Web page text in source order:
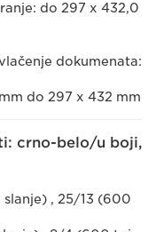
do 297 x 432,0
dokumenata:
do 297 x 432 mm
crno-belo/u boji,
, 25/13 (600